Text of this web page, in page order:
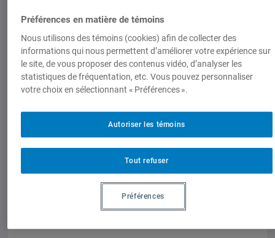
Préférences en matière de témoins
Nous utilisons des témoins (cookies) afin de collecter des
informations qui nous permettent d’améliorer votre expérience sur
le site, de vous proposer des contenus vidéo, d’analyser les
statistiques de fréquentation, etc. Vous pouvez personnaliser
votre choix en sélectionnant « Préférences ».
Tout refuser
Autoriser les témoins
Préférences